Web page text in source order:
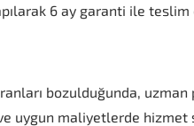
6 ay garanti ile teslim
bozulduğunda,
maliyetlerde hizmet